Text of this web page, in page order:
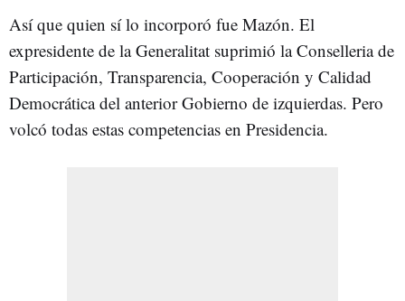
Así que quien sí lo incorporó fue Mazón. El
expresidente de la Generalitat suprimió la Conselleria de
Participación, Transparencia, Cooperación y Calidad
Democrática del anterior Gobierno de izquierdas. Pero
volcó todas estas competencias en Presidencia.